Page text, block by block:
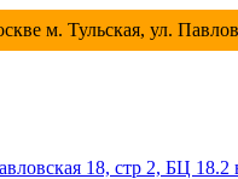
м. Тульская, ул.
18, стр 2, БЦ 18.2